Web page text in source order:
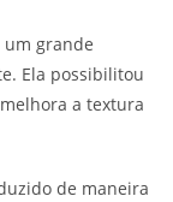
um grande
Ela possibilitou
a textura
de maneira